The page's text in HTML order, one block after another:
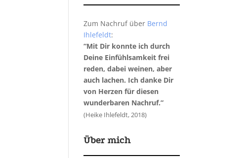
Zum Nachruf über Bernd
Ihlefeldt:
“Mit Dir konnte ich durch
Deine Einfühlsamkeit frei
reden, dabei weinen, aber
auch lachen. Ich danke Dir
von Herzen für diesen
wunderbaren Nachruf.”
(Heike Ihlefeldt, 2018)
Über mich